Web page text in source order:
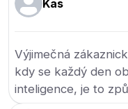
Kas
Výjimečná
kdy se každý den
inteligence, je to